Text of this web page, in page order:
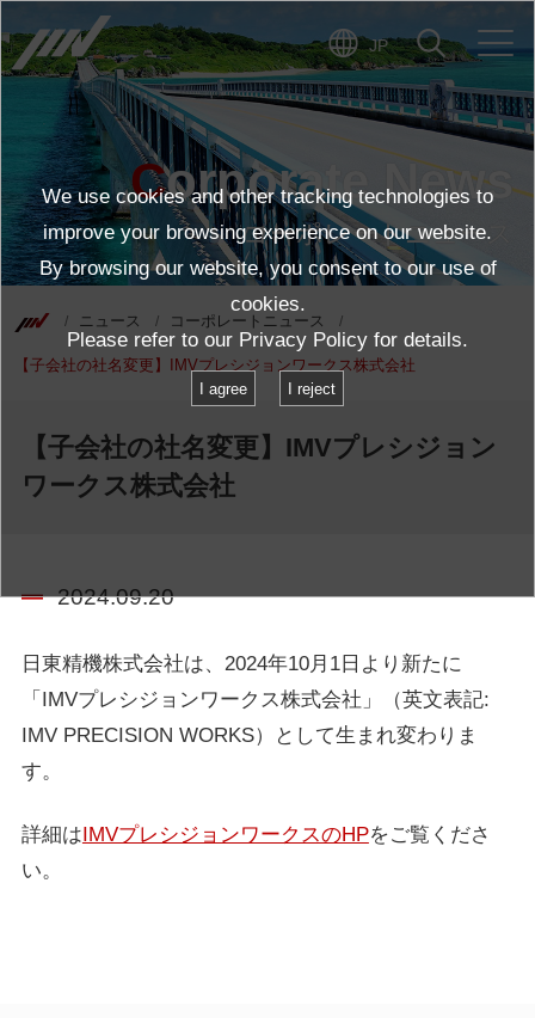
JP
Corporate News
コーポレートニュース
ニュース コーポレートニュース
【子会社の社名変更】IMVプレシジョンワークス株式会社
【子会社の社名変更】IMVプレシジョン
ワークス株式会社
2024.09.20
日東精機株式会社は、2024年10月1日より新たに
「IMVプレシジョンワークス株式会社」（英文表記:
IMV PRECISION WORKS）として生まれ変わりま
す。
詳細は IMVプレシジョンワークスのHPをご覧くださ
い。
We use cookies and other tracking technologies to
improve your browsing experience on our website.
By browsing our website, you consent to our use of
cookies.
Please refer to our Privacy Policy for details.
I agree I reject